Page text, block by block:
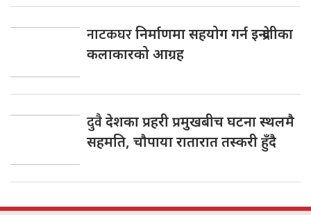
नाटकघरनिर्माणमा सहयोग गर्न इन्द्रेणीका
कलाकारको आग्रह
दुवैदेशका प्रहरी प्रमुखबीच घटना स्थलमै
सहमति, चाैपाया रातारात तस्करी हुँदै